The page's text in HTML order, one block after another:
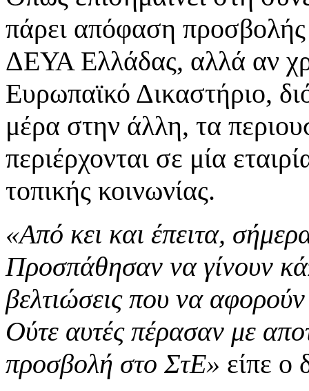
πάρει απόφαση
ΔΕΥΑ Ελλάδας, αλλά αν
Ευρωπαϊκό Δικαστήριο,
μέρα στην άλλη, τα
περιέρχονται σε μία
τοπικής κοινωνίας.
«Από κει και έπειτα,
Προσπάθησαν να γίνουν
βελτιώσεις που να
Ούτε αυτές πέρασαν με
προσβολή στο ΣτΕ» είπε ο